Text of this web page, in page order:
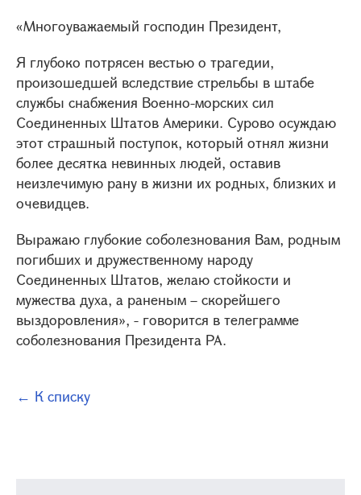
«Многоуважаемый господин Президент,
Я глубоко потрясен вестью о трагедии,
произошедшей вследствие стрельбы в штабе
службы снабжения Военно-морских сил
Соединенных Штатов Америки. Сурово осуждаю
этот страшный поступок, который отнял жизни
более десятка невинных людей, оставив
неизлечимую рану в жизни их родных, близких и
очевидцев.
Выражаю глубокие соболезнования Вам, родным
погибших и дружественному народу
Соединенных Штатов, желаю стойкости и
мужества духа, а раненым – скорейшего
выздоровления», - говорится в телеграмме
соболезнования Президента РА.
← К списку